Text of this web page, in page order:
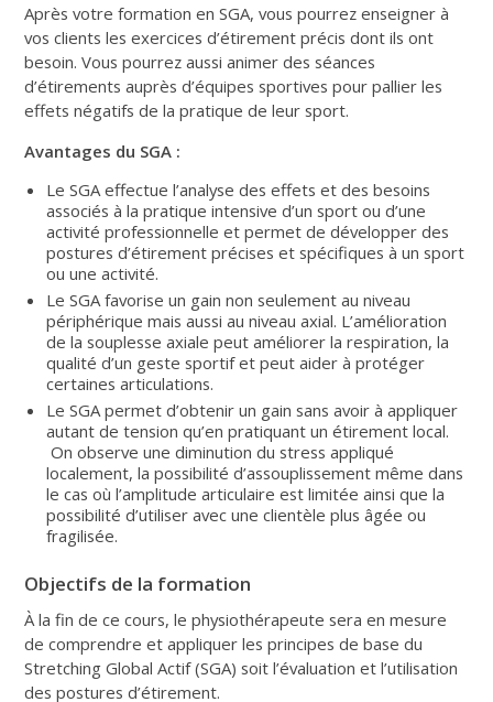
Après votre formation en SGA, vous pourrez enseigner à
vos clients les exercices d’étirement précis dont ils ont
besoin. Vous pourrez aussi animer des séances
d’étirements auprès d’équipes sportives pour pallier les
effets négatifs de la pratique de leur sport.
Avantages du SGA :
Le SGA effectue l’analyse des effets et des besoins
associés à la pratique intensive d’un sport ou d’une
activité professionnelle et permet de développer des
postures d’étirement précises et spécifiques à un sport
ou une activité.
Le SGA favorise un gain non seulement au niveau
périphérique mais aussi au niveau axial. L’amélioration
de la souplesse axiale peut améliorer la respiration, la
qualité d’un geste sportif et peut aider à protéger
certaines articulations.
Le SGA permet d’obtenir un gain sans avoir à appliquer
autant de tension qu’en pratiquant un étirement local.
On observe une diminution du stress appliqué
localement, la possibilité d’assouplissement même dans
le cas où l’amplitude articulaire est limitée ainsi que la
possibilité d’utiliser avec une clientèle plus âgée ou
fragilisée.
Objectifs de la formation
À la fin de ce cours, le physiothérapeute sera en mesure
de comprendre et appliquer les principes de base du
Stretching Global Actif (SGA) soit l’évaluation et l’utilisation
des postures d’étirement.